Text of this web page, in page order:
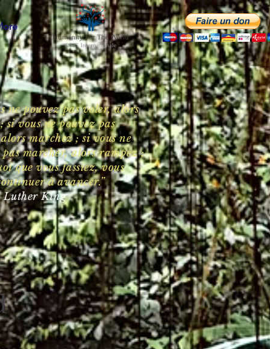
ne pouvez pas voler, alors
si vous ne pouvez pas
marchez ; si vous ne
pas marcher, alors rampez ;
que vous fassiez, vous
à avancer.”
King